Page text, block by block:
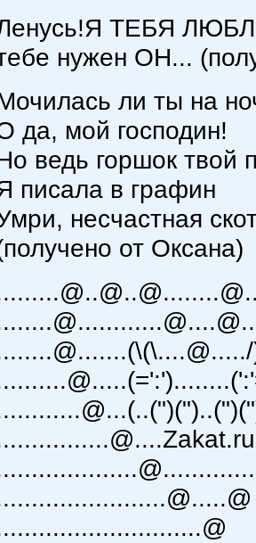
ТЕБЯ
нужен ОН...
ли ты на
да, мой господин!
ведь горшок твой
писала в графин
несчастная
от Оксана)